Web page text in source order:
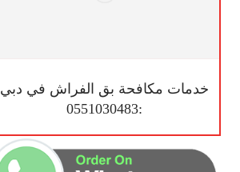
خدمات مكافحة بق الفراش في دبي
:0551030483